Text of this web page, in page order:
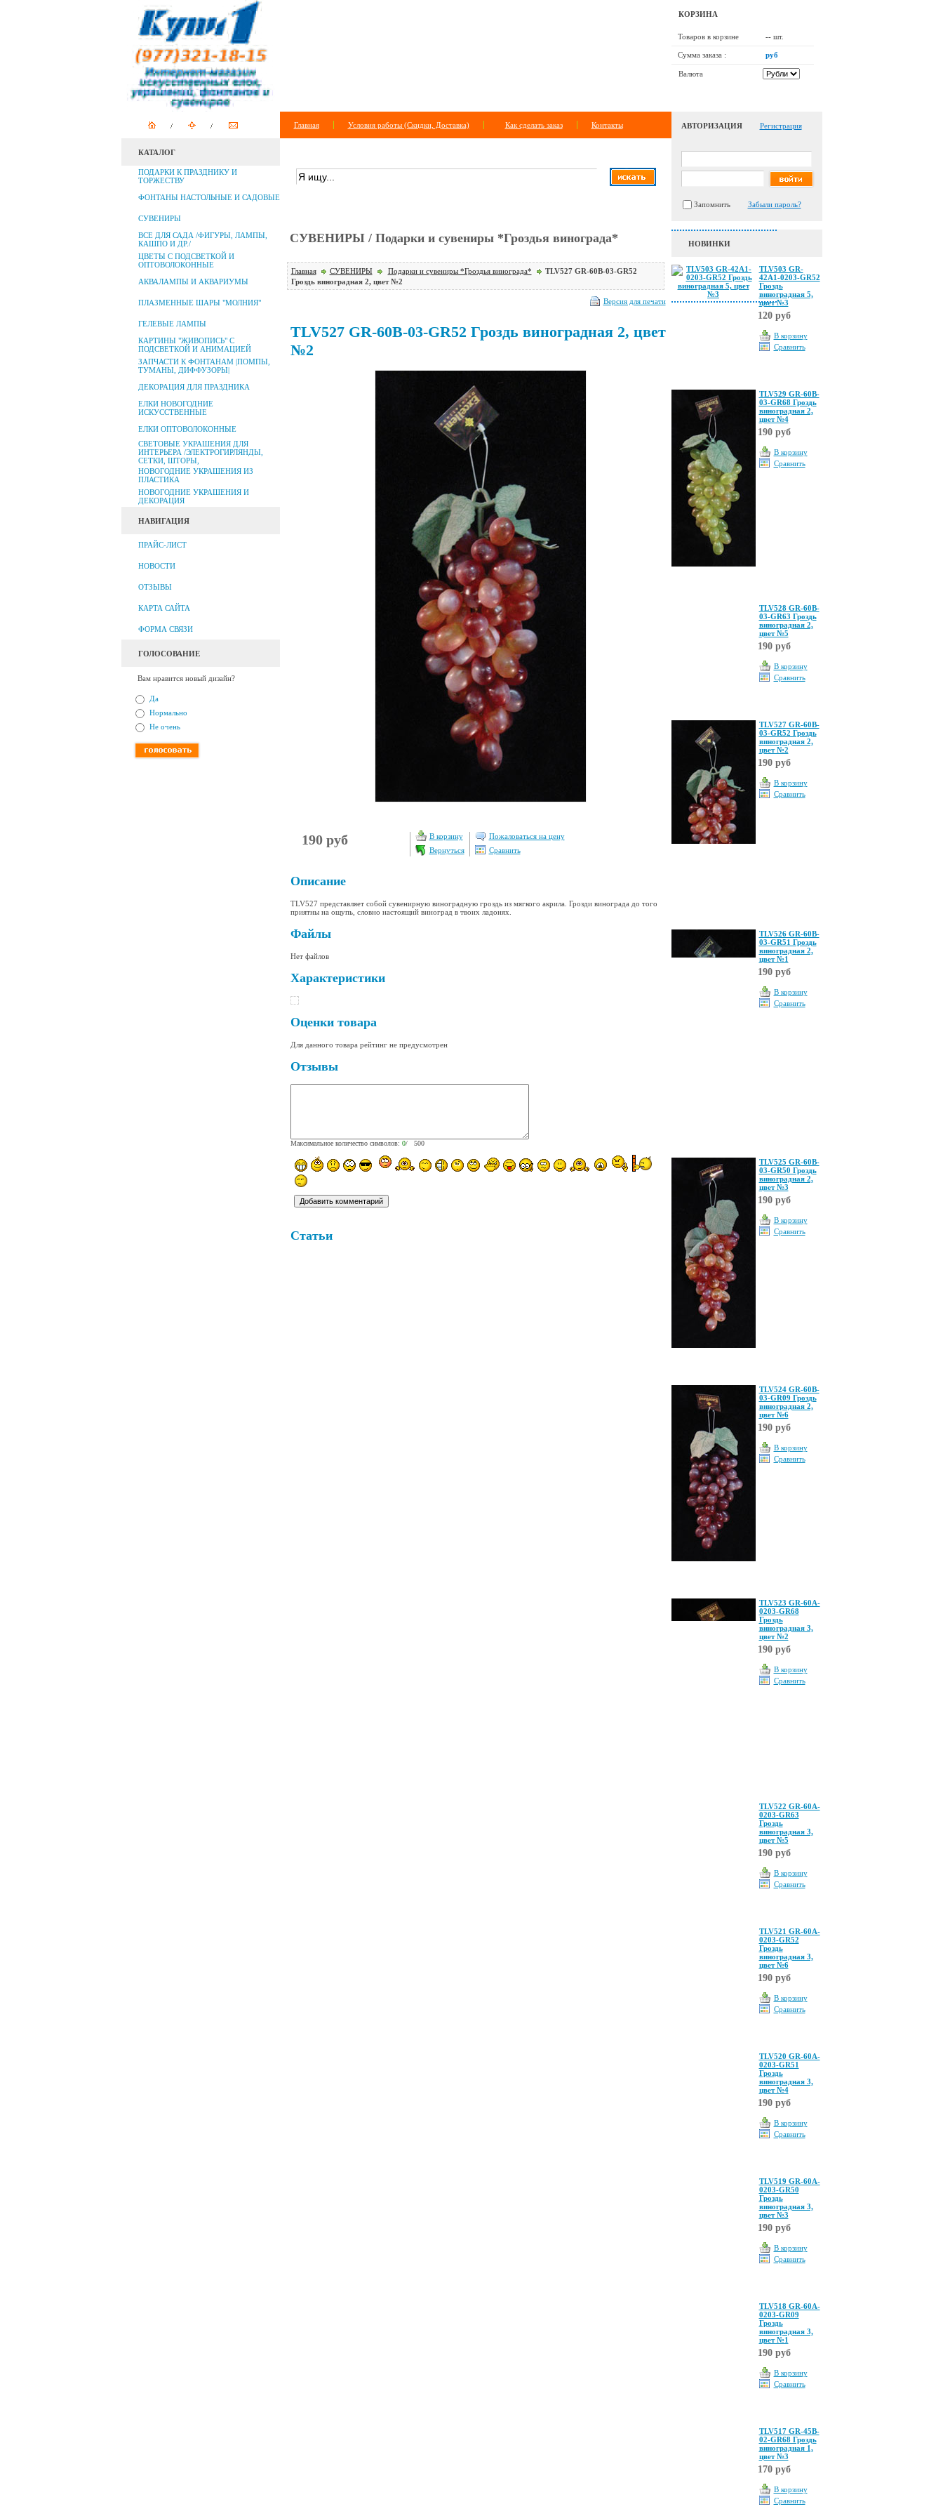
КОРЗИНА
Товаров в корзине --шт.
Сумма заказа : руб
Валюта
Главная Условия работы (Скидки, Доставка) Как сделать заказ Контакты
КАТАЛОГ
ПОДАРКИ К ПРАЗДНИКУ И
ТОРЖЕСТВУ
ФОНТАНЫ НАСТОЛЬНЫЕ И САДОВЫЕ
СУВЕНИРЫ
ВСЕ ДЛЯ САДА /ФИГУРЫ, ЛАМПЫ,
КАШПО И ДР./
ЦВЕТЫ С ПОДСВЕТКОЙ И
ОПТОВОЛОКОННЫЕ
АКВАЛАМПЫ И АКВАРИУМЫ
ПЛАЗМЕННЫЕ ШАРЫ "МОЛНИЯ"
ГЕЛЕВЫЕ ЛАМПЫ
КАРТИНЫ "ЖИВОПИСЬ" С
ПОДСВЕТКОЙ И АНИМАЦИЕЙ
ЗАПЧАСТИ К ФОНТАНАМ |ПОМПЫ,
ТУМАНЫ, ДИФФУЗОРЫ|
ДЕКОРАЦИЯ ДЛЯ ПРАЗДНИКА
ЕЛКИ НОВОГОДНИЕ
ИСКУССТВЕННЫЕ
ЕЛКИ ОПТОВОЛОКОННЫЕ
СВЕТОВЫЕ УКРАШЕНИЯ ДЛЯ
ИНТЕРЬЕРА /ЭЛЕКТРОГИРЛЯНДЫ,
СЕТКИ, ШТОРЫ,
НОВОГОДНИЕ УКРАШЕНИЯ ИЗ
ПЛАСТИКА
НОВОГОДНИЕ УКРАШЕНИЯ И
ДЕКОРАЦИЯ
НАВИГАЦИЯ
ПРАЙС-ЛИСТ
НОВОСТИ
ОТЗЫВЫ
КАРТА САЙТА
ФОРМА СВЯЗИ
ГОЛОСОВАНИЕ
Вам нравится новый дизайн?
Да
Нормально
Не очень
СУВЕНИРЫ / Подарки и сувениры *Гроздья винограда*
Главная СУВЕНИРЫ Подарки и сувениры *Гроздья винограда*
TLV527 GR-60B-03-GR52
Гроздь виноградная 2, цвет №2
Версия для печати
TLV527 GR-60B-03-GR52 Гроздь виноградная 2, цвет
№2
190 руб
В корзину
Вернуться
Пожаловаться на цену
Сравнить
Описание
TLV527 представляет собой сувенирную виноградную гроздь из мягкого акрила. Грозди винограда до того
приятны на ощупь, словно настоящий виноград в твоих ладонях.
Файлы
Нет файлов
Характеристики
Оценки товара
Для данного товара рейтинг не предусмотрен
Отзывы
Максимальное количество символов: 0/ 500
Статьи
АВТОРИЗАЦИЯ Регистрация
Запомнить Забыли пароль?
НОВИНКИ
TLV503 GR-
42A1-0203-GR52
Гроздь
виноградная 5,
цвет №3
120 руб
В корзину
Сравнить
TLV529 GR-60B-
03-GR68 Гроздь
виноградная 2,
цвет №4
190 руб
В корзину
Сравнить
TLV528 GR-60B-
03-GR63 Гроздь
виноградная 2,
цвет №5
190 руб
В корзину
Сравнить
TLV527 GR-60B-
03-GR52 Гроздь
виноградная 2,
цвет №2
190 руб
В корзину
Сравнить
TLV526 GR-60B-
03-GR51 Гроздь
виноградная 2,
цвет №1
190 руб
В корзину
Сравнить
TLV525 GR-60B-
03-GR50 Гроздь
виноградная 2,
цвет №3
190 руб
В корзину
Сравнить
TLV524 GR-60B-
03-GR09 Гроздь
виноградная 2,
цвет №6
190 руб
В корзину
Сравнить
TLV523 GR-60A-
0203-GR68
Гроздь
виноградная 3,
цвет №2
190 руб
В корзину
Сравнить
TLV522 GR-60A-
0203-GR63
Гроздь
виноградная 3,
цвет №5
190 руб
В корзину
Сравнить
TLV521 GR-60A-
0203-GR52
Гроздь
виноградная 3,
цвет №6
190 руб
В корзину
Сравнить
TLV520 GR-60A-
0203-GR51
Гроздь
виноградная 3,
цвет №4
190 руб
В корзину
Сравнить
TLV519 GR-60A-
0203-GR50
Гроздь
виноградная 3,
цвет №3
190 руб
В корзину
Сравнить
TLV518 GR-60A-
0203-GR09
Гроздь
виноградная 3,
цвет №1
190 руб
В корзину
Сравнить
TLV517 GR-45B-
02-GR68 Гроздь
виноградная 1,
цвет №3
170 руб
В корзину
Сравнить